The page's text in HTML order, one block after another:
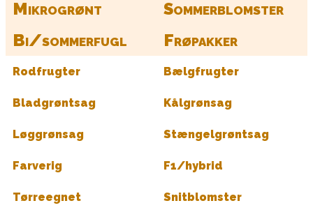
Mikrogrønt
Sommerblomster
Bi/sommerfugl
Frøpakker
Rodfrugter Bælgfrugter
Bladgrøntsag Kålgrønsag
Løggrønsag Stængelgrøntsag
Farverig F1/hybrid
Tørreegnet Snitblomster